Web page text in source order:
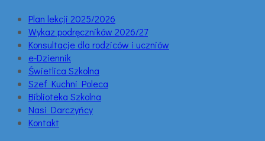
Plan lekcji 2025/2026
Wykaz podręczników 2026/27
Konsultacje dla rodziców i uczniów
e-Dziennik
Świetlica Szkolna
Szef Kuchni Poleca
Biblioteka Szkolna
Nasi Darczyńcy
Kontakt